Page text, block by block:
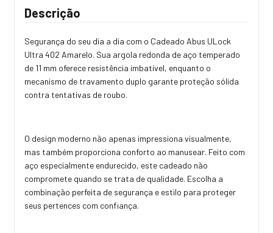
Descrição
Segurança do seu dia a dia com o Cadeado Abus ULock
Ultra 402 Amarelo. Sua argola redonda de aço temperado
de 11 mm oferece resistência imbatível, enquanto o
mecanismo de travamento duplo garante proteção sólida
contra tentativas de roubo.
O design moderno não apenas impressiona visualmente,
mas também proporciona conforto ao manusear. Feito com
aço especialmente endurecido, este cadeado não
compromete quando se trata de qualidade. Escolha a
combinação perfeita de segurança e estilo para proteger
seus pertences com confiança.